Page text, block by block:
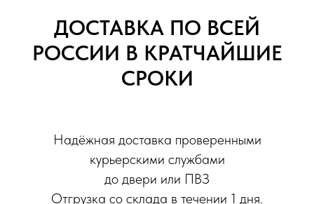
ДОСТАВКА ПО ВСЕЙ
РОССИИ В КРАТЧАЙШИЕ
СРОКИ
Надёжная доставка проверенными
курьерскими службами
до двери или ПВЗ
Отгрузка со склада в течении 1 дня.